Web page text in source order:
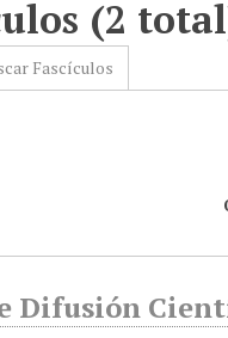
(2
Fascículos
Difusión